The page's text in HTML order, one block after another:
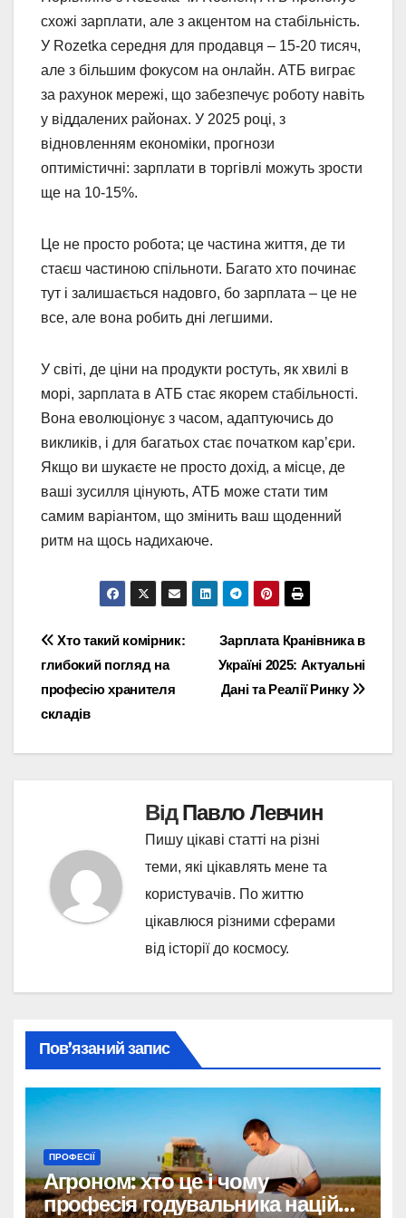
схожі зарплати, але з акцентом на стабільність.
У Rozetka середня для продавця – 15-20 тисяч,
але з більшим фокусом на онлайн. АТБ виграє
за рахунок мережі, що забезпечує роботу навіть
у віддалених районах. У 2025 році, з
відновленням економіки, прогнози
оптимістичні: зарплати в торгівлі можуть зрости
ще на 10-15%.
Це не просто робота; це частина життя, де ти
стаєш частиною спільноти. Багато хто починає
тут і залишається надовго, бо зарплата – це не
все, але вона робить дні легшими.
У світі, де ціни на продукти ростуть, як хвилі в
морі, зарплата в АТБ стає якорем стабільності.
Вона еволюціонує з часом, адаптуючись до
викликів, і для багатьох стає початком кар’єри.
Якщо ви шукаєте не просто дохід, а місце, де
ваші зусилля цінують, АТБ може стати тим
самим варіантом, що змінить ваш щоденний
ритм на щось надихаюче.
Навігація
записів
Зарплата Кранівника в
Україні 2025: Актуальні
Дані та Реалії Ринку
Хто такий комірник:
глибокий погляд на
професію хранителя
складів
ВідПавло Левчин
Пишу цікаві статті на різні
теми, які цікавлять мене та
користувачів. По життю
цікавлюся різними сферами
від історії до космосу.
Пов’язаний запис
ПРОФЕСІЇ
Агроном: хто це і чому
професія годувальника націй